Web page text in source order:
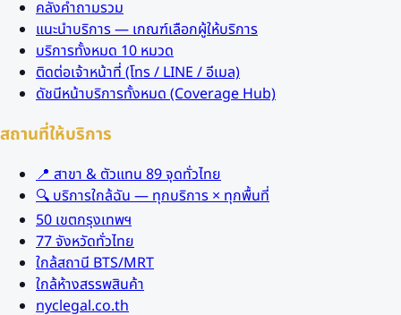
คลังคำถามรวม
แนะนำบริการ — เกณฑ์เลือกผู้ให้บริการ
บริการทั้งหมด 10 หมวด
ติดต่อเจ้าหน้าที่ (โทร / LINE / อีเมล)
ดัชนีหน้าบริการทั้งหมด (Coverage Hub)
สถานที่ให้บริการ
📍 สาขา & ตัวแทน 89 จุดทั่วไทย
🔍 บริการใกล้ฉัน — ทุกบริการ × ทุกพื้นที่
50 เขตกรุงเทพฯ
77 จังหวัดทั่วไทย
ใกล้สถานี BTS/MRT
ใกล้ห้างสรรพสินค้า
nyclegal.co.th